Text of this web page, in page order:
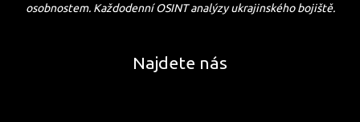
osobnostem. Každodenní OSINT analýzy ukrajinského bojiště.
Najdete nás